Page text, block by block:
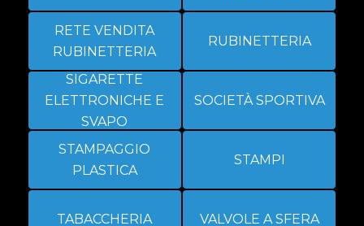
RETE VENDITA
RUBINETTERIA
RUBINETTERIA
SIGARETTE
ELETTRONICHE E
SVAPO
SOCIETÀ SPORTIVA
STAMPAGGIO
PLASTICA
STAMPI
TABACCHERIA VALVOLE A SFERA